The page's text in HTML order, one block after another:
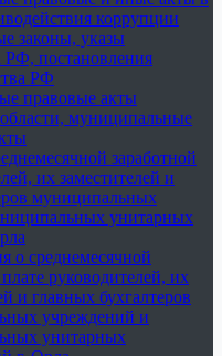
коррупции
законы, указы
РФ, постановления
РФ
правовые акты
муниципальные
заработной
их заместителей и
муниципальных
унитарных
о среднемесячной
руководителей, их
и главных бухгалтеров
учреждений и
унитарных